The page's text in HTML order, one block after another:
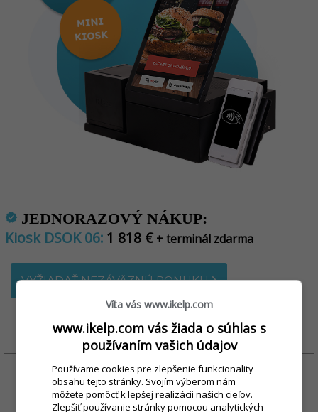
verified JEDNORAZOVÝ NÁKUP:
Kiosk DSOK 06: 1 818 € + terminál zdarma
VYŽIADAŤ NEZÁVÄZNÚ PONUKU
Víta vás www.ikelp.com
www.ikelp.com vás žiada o súhlas s
používaním vašich údajov
Používame cookies pre zlepšenie funkcionality
obsahu tejto stránky. Svojím výberom nám
môžete pomôcť k lepšej realizácii našich cieľov.
Zlepšiť používanie stránky pomocou analytických